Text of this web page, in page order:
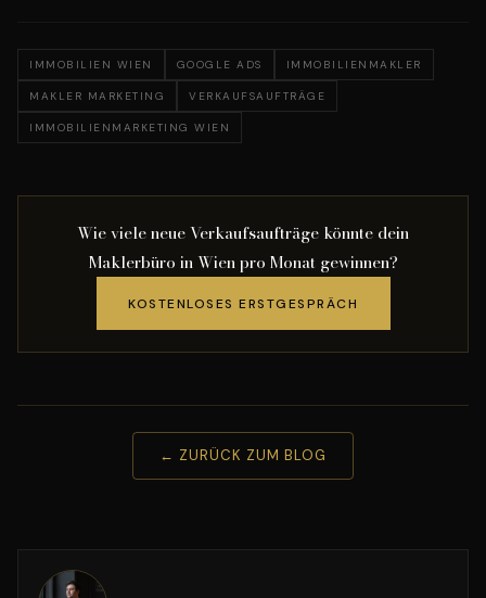
IMMOBILIEN WIEN GOOGLE ADS IMMOBILIENMAKLER
MAKLER MARKETING VERKAUFSAUFTRÄGE
IMMOBILIENMARKETING WIEN
Wie viele neue Verkaufsaufträge könnte dein
Maklerbüro in Wien pro Monat gewinnen?
KOSTENLOSES ERSTGESPRÄCH
← ZURÜCK ZUM BLOG